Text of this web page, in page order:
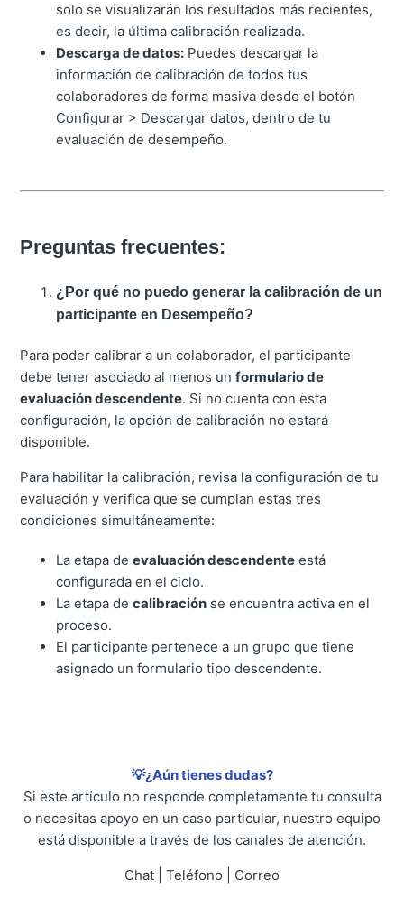
solo se visualizarán los resultados más recientes,
es decir, la última calibración realizada.
Descarga de datos: Puedes descargar la
información de calibración de todos tus
colaboradores de forma masiva desde el botón
Configurar > Descargar datos, dentro de tu
evaluación de desempeño.
Preguntas frecuentes:
¿Por qué no puedo generar la calibración de un
participante en Desempeño?
Para poder calibrar a un colaborador, el participante
debe tener asociado al menos unformulario de
evaluación descendente. Si no cuenta con esta
configuración, la opción de calibración no estará
disponible.
Para habilitar la calibración, revisa la configuración de tu
evaluación y verifica que se cumplan estas tres
condiciones simultáneamente:
La etapa deevaluación descendente está
configurada en el ciclo.
La etapa decalibración se encuentra activa en el
proceso.
El participante pertenece a un grupo que tiene
asignado un formulario tipo descendente.
💡¿Aún tienes dudas?
Si este artículo no responde completamente tu consulta
o necesitas apoyo en un caso particular, nuestro equipo
está disponible a través de los canales de atención.
Chat | Teléfono | Correo